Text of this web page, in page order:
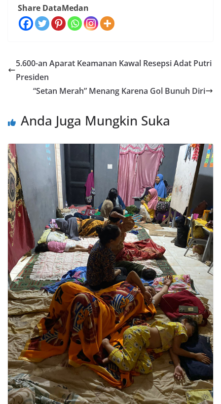
Share DataMedan
5.600-an Aparat Keamanan Kawal Resepsi Adat Putri
Presiden
“Setan Merah” Menang Karena Gol Bunuh Diri
Anda Juga Mungkin Suka